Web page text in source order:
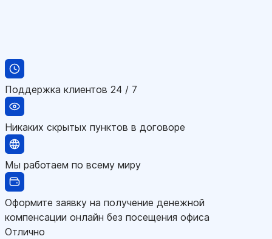
Поддержка клиентов 24 / 7
Никаких скрытых пунктов в договоре
Мы работаем по всему миру
Оформите заявку на получение денежной
компенсации онлайн без посещения офиса
Отлично